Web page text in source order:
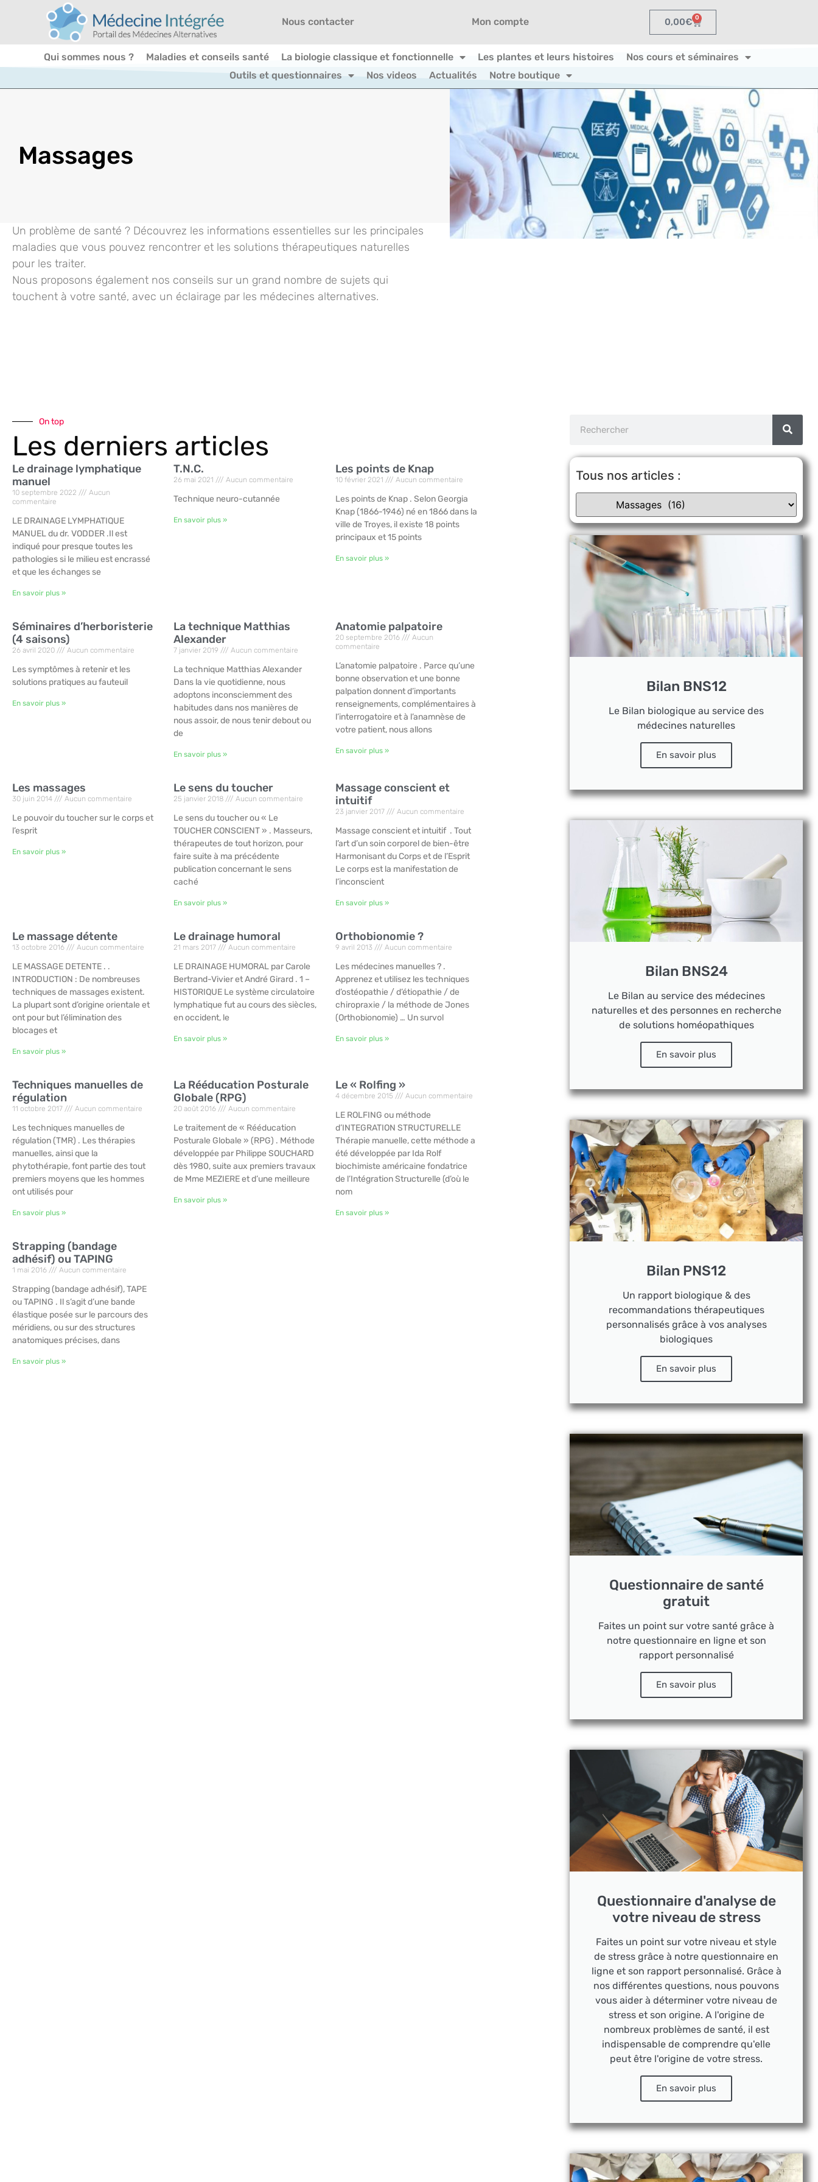
Nous contacter Mon compte 0,00€ 0
Qui sommes nous ? Maladies et conseils santé La biologie classique et fonctionnelle Les plantes et leurs histoires
Nos cours et séminaires
Outils et questionnaires
Nos videos Actualités Notre boutique
Massages
Un problème de santé ? Découvrez les informations essentielles sur les principales
maladies que vous pouvez rencontrer et les solutions thérapeutiques naturelles
pour les traiter.
Nous proposons également nos conseils sur un grand nombre de sujets qui
touchent à votre santé, avec un éclairage par les médecines alternatives.
On top
Les derniers articles
Le drainage lymphatique
manuel
10 septembre 2022
Aucun
commentaire
LE DRAINAGE LYMPHATIQUE
MANUEL du dr. VODDER .Il est
indiqué pour presque toutes les
pathologies si le milieu est encrassé
et que les échanges se
En savoir plus »
T.N.C.
26 mai 2021 Aucun commentaire
Technique neuro-cutannée
En savoir plus »
Les points de Knap
10 février 2021 Aucun commentaire
Les points de Knap . Selon Georgia
Knap (1866-1946) né en 1866 dans la
ville de Troyes, il existe 18 points
principaux et 15 points
En savoir plus »
Séminaires d’herboristerie
(4 saisons)
26 avril 2020 Aucun commentaire
Les symptômes à retenir et les
solutions pratiques au fauteuil
En savoir plus »
La technique Matthias
Alexander
7 janvier 2019 Aucun commentaire
La technique Matthias Alexander
Dans la vie quotidienne, nous
adoptons inconsciemment des
habitudes dans nos manières de
nous assoir, de nous tenir debout ou
de
En savoir plus »
Anatomie palpatoire
20 septembre 2016
Aucun
commentaire
L’anatomie palpatoire . Parce qu’une
bonne observation et une bonne
palpation donnent d’importants
renseignements, complémentaires à
l’interrogatoire et à l’anamnèse de
votre patient, nous allons
En savoir plus »
Les massages
30 juin 2014 Aucun commentaire
Le pouvoir du toucher sur le corps et
l’esprit
En savoir plus »
Le sens du toucher
25 janvier 2018 Aucun commentaire
Le sens du toucher ou « Le
TOUCHER CONSCIENT » . Masseurs,
thérapeutes de tout horizon, pour
faire suite à ma précédente
publication concernant le sens
caché
En savoir plus »
Massage conscient et
intuitif
23 janvier 2017 Aucun commentaire
Massage conscient et intuitif . Tout
l’art d’un soin corporel de bien-être
Harmonisant du Corps et de l’Esprit
Le corps est la manifestation de
l’inconscient
En savoir plus »
Le massage détente
13 octobre 2016 Aucun commentaire
LE MASSAGE DETENTE . .
INTRODUCTION : De nombreuses
techniques de massages existent.
La plupart sont d’origine orientale et
ont pour but l’élimination des
blocages et
En savoir plus »
Le drainage humoral
21 mars 2017 Aucun commentaire
LE DRAINAGE HUMORAL par Carole
Bertrand-Vivier et André Girard . 1 –
HISTORIQUE Le système circulatoire
lymphatique fut au cours des siècles,
en occident, le
En savoir plus »
Orthobionomie ?
9 avril 2013 Aucun commentaire
Les médecines manuelles ? .
Apprenez et utilisez les techniques
d’ostéopathie / d’étiopathie / de
chiropraxie / la méthode de Jones
(Orthobionomie) … Un survol
En savoir plus »
Techniques manuelles de
régulation
11 octobre 2017 Aucun commentaire
Les techniques manuelles de
régulation (TMR) . Les thérapies
manuelles, ainsi que la
phytothérapie, font partie des tout
premiers moyens que les hommes
ont utilisés pour
En savoir plus »
La Rééducation Posturale
Globale (RPG)
20 août 2016 Aucun commentaire
Le traitement de « Rééducation
Posturale Globale » (RPG) . Méthode
développée par Philippe SOUCHARD
dès 1980, suite aux premiers travaux
de Mme MEZIERE et d’une meilleure
En savoir plus »
Le « Rolfing »
4 décembre 2015 Aucun commentaire
LE ROLFING ou méthode
d’INTEGRATION STRUCTURELLE
Thérapie manuelle, cette méthode a
été développée par Ida Rolf
biochimiste américaine fondatrice
de l’Intégration Structurelle (d’où le
nom
En savoir plus »
Strapping (bandage
adhésif) ou TAPING
1 mai 2016 Aucun commentaire
Strapping (bandage adhésif), TAPE
ou TAPING . Il s’agit d’une bande
élastique posée sur le parcours des
méridiens, ou sur des structures
anatomiques précises, dans
En savoir plus »
Tous nos articles :
Bilan BNS12
Le Bilan biologique au service des
médecines naturelles
En savoir plus
Bilan BNS24
Le Bilan au service des médecines
naturelles et des personnes en recherche
de solutions homéopathiques
En savoir plus
Bilan PNS12
Un rapport biologique & des
recommandations thérapeutiques
personnalisés grâce à vos analyses
biologiques
En savoir plus
Questionnaire de santé
gratuit
Faites un point sur votre santé grâce à
notre questionnaire en ligne et son
rapport personnalisé
En savoir plus
Questionnaire d'analyse de
votre niveau de stress
Faites un point sur votre niveau et style
de stress grâce à notre questionnaire en
ligne et son rapport personnalisé. Grâce à
nos différentes questions, nous pouvons
vous aider à déterminer votre niveau de
stress et son origine. A l'origine de
nombreux problèmes de santé, il est
indispensable de comprendre qu'elle
peut être l'origine de votre stress.
En savoir plus